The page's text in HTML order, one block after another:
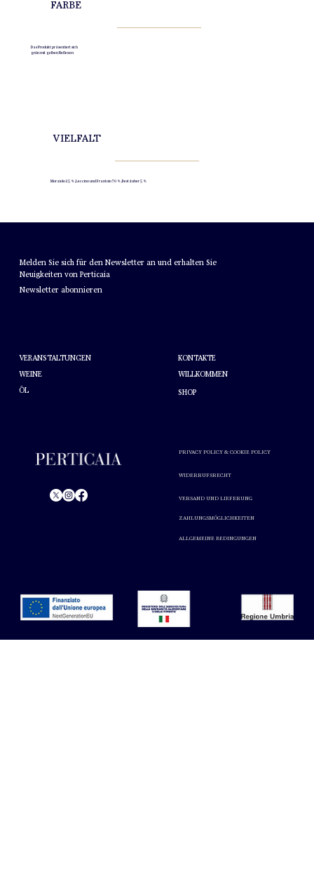
FARBE
Das Produkt präsentiert sich
grün mit gelben Reflexen
VIELFALT
Moraiolo 25 %, Leccino und Frantoio 70 %, Bestäuber 5 %
Melden Sie sich für den Newsletter an und erhalten Sie
Neuigkeiten von Perticaia
Newsletter abonnieren
PRIVACY POLICY & COOKIE POLICY
ZAHLUNGSMÖGLICHKEITEN
ALLGEMEINE BEDINGUNGEN
VERSAND UND LIEFERUNG
WIDERRUFSRECHT
VERANSTALTUNGEN
WEINE
ÖL
KONTAKTE
WILLKOMMEN
SHOP